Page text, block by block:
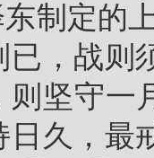
制定的
已，战则
则坚守一
日久，最